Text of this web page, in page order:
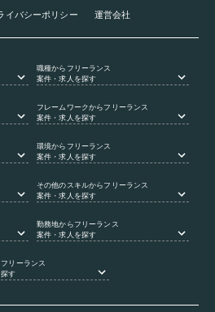
イバシーポリシー 運営会社
職種からフリーランス
案件・求人を探す
フレームワークからフリーランス
案件・求人を探す
環境からフリーランス
案件・求人を探す
その他のスキルからフリーランス
案件・求人を探す
勤務地からフリーランス
案件・求人を探す
リーランス
す